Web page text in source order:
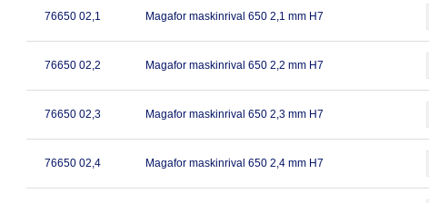
76650 02,1 Magafor maskinrival 650 2,1 mm H7
76650 02,2 Magafor maskinrival 650 2,2 mm H7
76650 02,3 Magafor maskinrival 650 2,3 mm H7
76650 02,4 Magafor maskinrival 650 2,4 mm H7